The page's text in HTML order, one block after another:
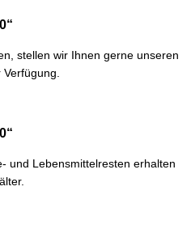
stellen wir Ihnen gerne unseren
und Lebensmittelresten erhalten